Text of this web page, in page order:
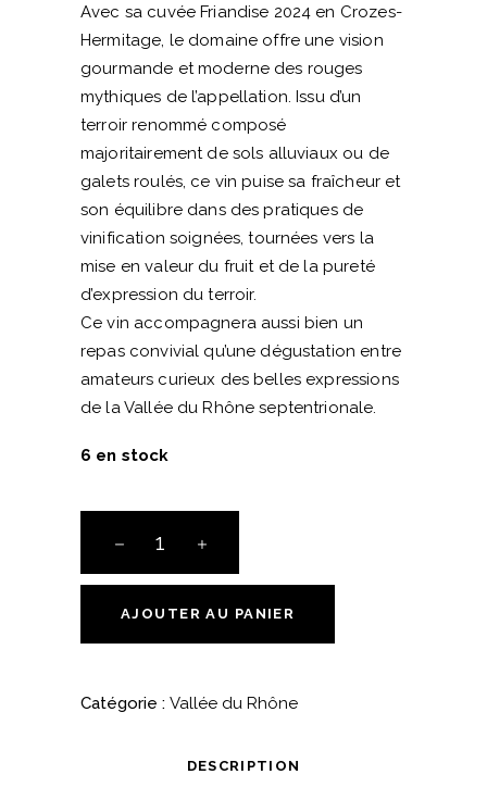
Avec sa cuvée Friandise 2024 en Crozes-
Hermitage, le domaine offre une vision
gourmande et moderne des rouges
mythiques de l’appellation. Issu d’un
terroir renommé composé
majoritairement de sols alluviaux ou de
galets roulés, ce vin puise sa fraîcheur et
son équilibre dans des pratiques de
vinification soignées, tournées vers la
mise en valeur du fruit et de la pureté
d’expression du terroir.
Ce vin accompagnera aussi bien un
repas convivial qu’une dégustation entre
amateurs curieux des belles expressions
de la Vallée du Rhône septentrionale.
6 en stock
Crozes-
Hermitage
Domaine
AJOUTER AU PANIER
Catégorie : Vallée du Rhône
DESCRIPTION